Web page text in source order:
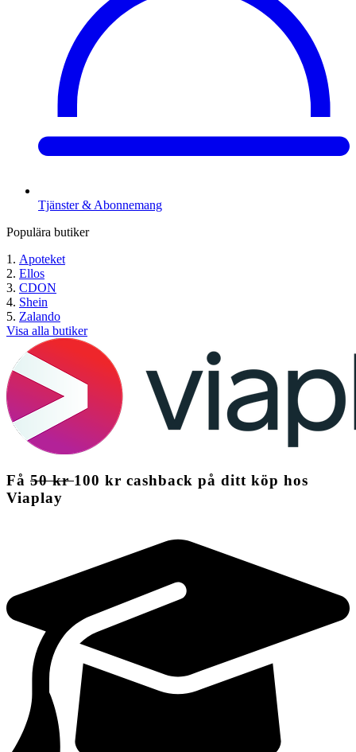
Tjänster & Abonnemang
Populära butiker
Apoteket
Ellos
CDON
Shein
Zalando
Visa alla butiker
Få 50 kr100 kr cashback på ditt köp hos
Viaplay